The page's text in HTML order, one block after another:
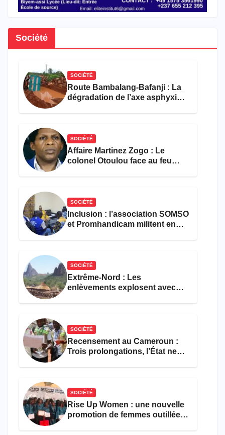
Société
SOCIÉTÉ
Route Bambalang-Bafanji : La
dégradation de l’axe asphyxie
SOCIÉTÉ
Affaire Martinez Zogo : Le
colonel Otoulou face au feu
SOCIÉTÉ
Inclusion : l’association SOMSO
et Promhandicam militent en
SOCIÉTÉ
Extrême-Nord : Les
enlèvements explosent avec
SOCIÉTÉ
Recensement au Cameroun :
Trois prolongations, l’État ne
SOCIÉTÉ
Rise Up Women : une nouvelle
promotion de femmes outillées